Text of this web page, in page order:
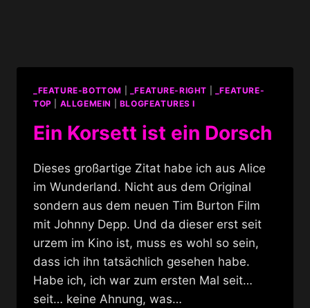
_FEATURE-BOTTOM _FEATURE-RIGHT
_FEATURE-
TOP
ALLGEMEIN BLOGFEATURES I
Ein Korsett ist ein Dorsch
Dieses großartige Zitat habe ich aus Alice
im Wunderland. Nicht aus dem Original
sondern aus dem neuen Tim Burton Film
mit Johnny Depp. Und da dieser erst seit
urzem im Kino ist, muss es wohl so sein,
dass ich ihn tatsächlich gesehen habe.
Habe ich, ich war zum ersten Mal seit…
seit… keine Ahnung, was…